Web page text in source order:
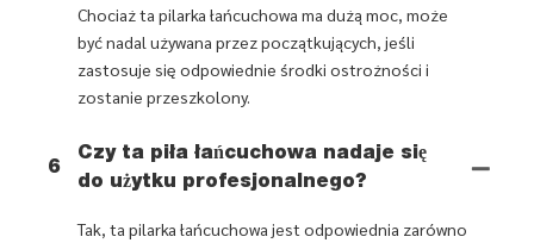
Chociaż ta pilarka łańcuchowa ma dużą moc, może
być nadal używana przez początkujących, jeśli
zastosuje się odpowiednie środki ostrożności i
zostanie przeszkolony.
6
Czy ta piła łańcuchowa nadaje się
do użytku profesjonalnego?
Tak, ta pilarka łańcuchowa jest odpowiednia zarówno